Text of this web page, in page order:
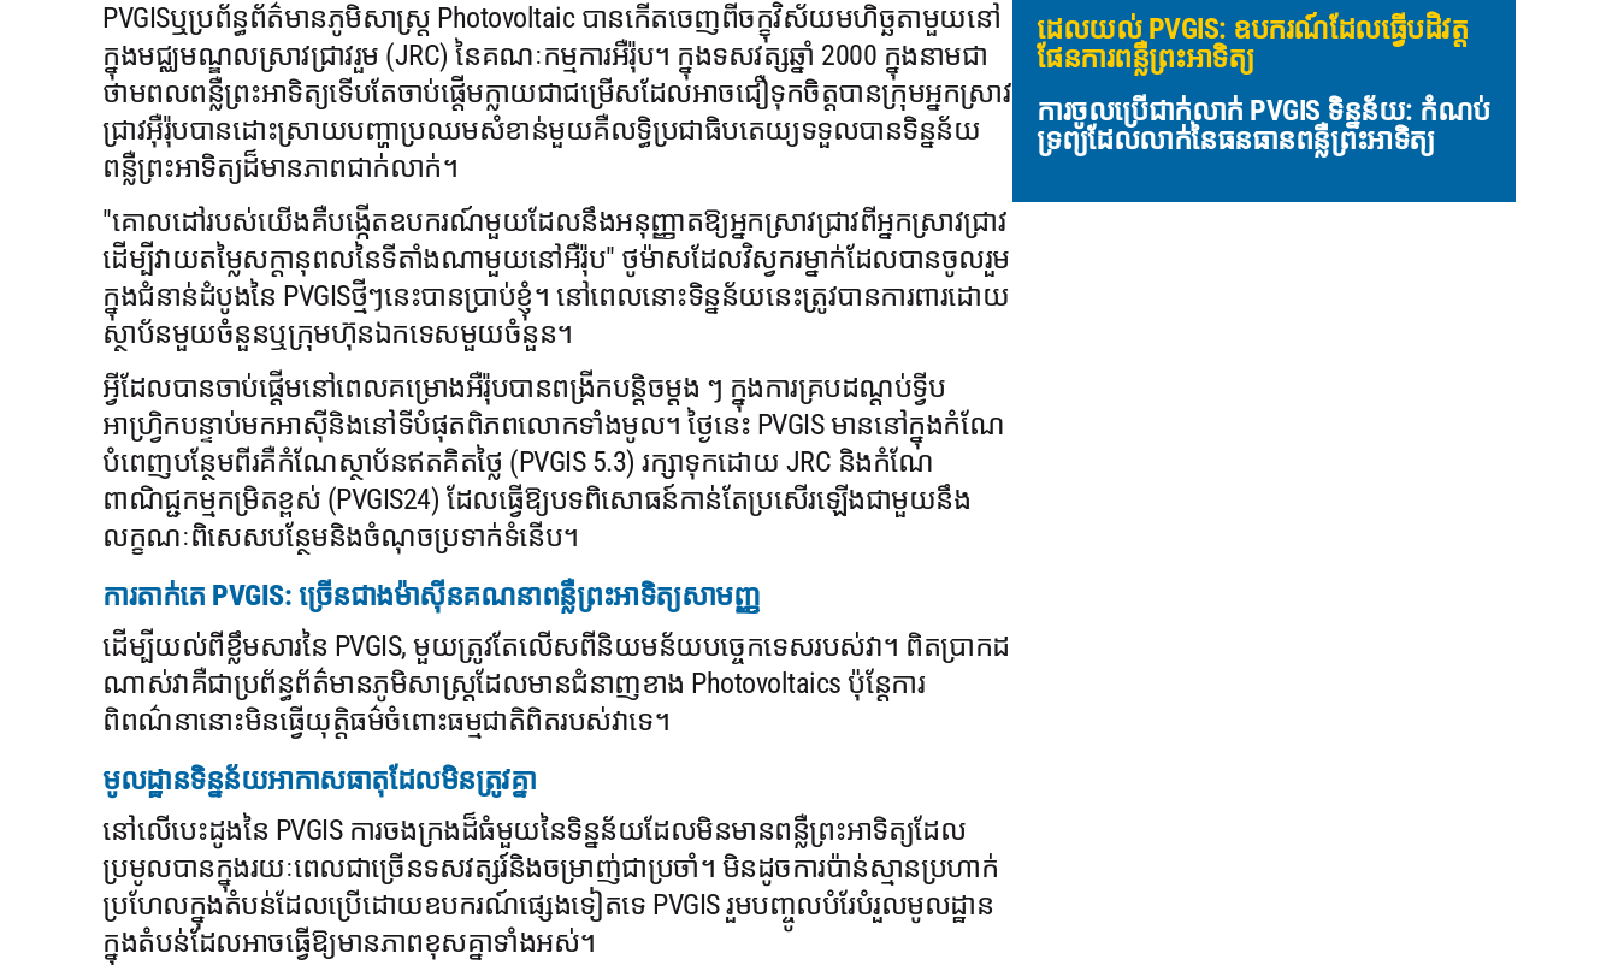
PVGISឬប្រព័ន្ធព័ត៌មានភូមិសាស្ត្រ Photovoltaic បានកើតចេញពីចក្ខុវិស័យមហិច្ឆតាមួយនៅ
ក្នុងមជ្ឈមណ្ឌលស្រាវជ្រាវរួម (JRC) នៃគណៈកម្មការអឺរ៉ុប។ ក្នុងទសវត្សឆ្នាំ 2000 ក្នុងនាមជា
ថាមពលពន្លឺព្រះអាទិត្យទើបតែចាប់ផ្តើមក្លាយជាជម្រើសដែលអាចជឿទុកចិត្តបានក្រុមអ្នកស្រាវ
ជ្រាវអ៊ឺរ៉ុបបានដោះស្រាយបញ្ហាប្រឈមសំខាន់មួយគឺលទ្ធិប្រជាធិបតេយ្យទទួលបានទិន្នន័យ
ពន្លឺព្រះអាទិត្យដ៏មានភាពជាក់លាក់។
"គោលដៅរបស់យើងគឺបង្កើតឧបករណ៍មួយដែលនឹងអនុញ្ញាតឱ្យអ្នកស្រាវជ្រាវពីអ្នកស្រាវជ្រាវ
ដើម្បីវាយតម្លៃសក្តានុពលនៃទីតាំងណាមួយនៅអឺរ៉ុប" ថូម៉ាសដែលវិស្វករម្នាក់ដែលបានចូលរួម
ក្នុងជំនាន់ដំបូងនៃ PVGISថ្មីៗនេះបានប្រាប់ខ្ញុំ។ នៅពេលនោះទិន្នន័យនេះត្រូវបានការពារដោយ
ស្ថាប័នមួយចំនួនឬក្រុមហ៊ុនឯកទេសមួយចំនួន។
អ្វីដែលបានចាប់ផ្តើមនៅពេលគម្រោងអឺរ៉ុបបានពង្រីកបន្តិចម្តង ៗ ក្នុងការគ្របដណ្តប់ទ្វីប
អាហ្វ្រិកបន្ទាប់មកអាស៊ីនិងនៅទីបំផុតពិភពលោកទាំងមូល។ ថ្ងៃនេះ PVGIS មាននៅក្នុងកំណែ
បំពេញបន្ថែមពីរគឺកំណែស្ថាប័នឥតគិតថ្លៃ (PVGIS 5.3) រក្សាទុកដោយ JRC និងកំណែ
ពាណិជ្ជកម្មកម្រិតខ្ពស់ (PVGIS24) ដែលធ្វើឱ្យបទពិសោធន៍កាន់តែប្រសើរឡើងជាមួយនឹង
លក្ខណៈពិសេសបន្ថែមនិងចំណុចប្រទាក់ទំនើប។
ការតាក់តេ PVGIS: ច្រើនជាងម៉ាស៊ីនគណនាពន្លឺព្រះអាទិត្យសាមញ្ញ
ដើម្បីយល់ពីខ្លឹមសារនៃ PVGIS, មួយត្រូវតែលើសពីនិយមន័យបច្ចេកទេសរបស់វា។ ពិតប្រាកដ
ណាស់វាគឺជាប្រព័ន្ធព័ត៌មានភូមិសាស្ត្រដែលមានជំនាញខាង Photovoltaics ប៉ុន្តែការ
ពិពណ៌នានោះមិនធ្វើយុត្តិធម៌ចំពោះធម្មជាតិពិតរបស់វាទេ។
មូលដ្ឋានទិន្នន័យអាកាសធាតុដែលមិនត្រូវគ្នា
នៅលើបេះដូងនៃ PVGIS ការចងក្រងដ៏ធំមួយនៃទិន្នន័យដែលមិនមានពន្លឺព្រះអាទិត្យដែល
ប្រមូលបានក្នុងរយៈពេលជាច្រើនទសវត្សរ៍និងចម្រាញ់ជាប្រចាំ។ មិនដូចការប៉ាន់ស្មានប្រហាក់
ប្រហែលក្នុងតំបន់ដែលប្រើដោយឧបករណ៍ផ្សេងទៀតទេ PVGIS រួមបញ្ចូលបំរែបំរួលមូលដ្ឋាន
ក្នុងតំបន់ដែលអាចធ្វើឱ្យមានភាពខុសគ្នាទាំងអស់។
ដេលយល់ PVGIS: ឧបករណ៍ដែលធ្វើបដិវត្ត
ផែនការពន្លឺព្រះអាទិត្យ
ការចូលប្រើជាក់លាក់ PVGIS ទិន្នន័យ: កំណប់
ទ្រព្យដែលលាក់នៃធនធានពន្លឺព្រះអាទិត្យ